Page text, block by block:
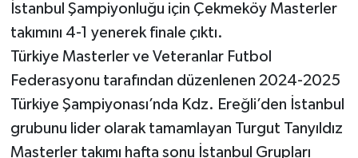
İstanbul Şampiyonluğu için Çekmeköy Masterler
takımını 4-1 yenerek finale çıktı.
Türkiye Masterler ve Veteranlar Futbol
Federasyonu tarafından düzenlenen 2024-2025
Türkiye Şampiyonası’nda Kdz. Ereğli’den İstanbul
grubunu lider olarak tamamlayan Turgut Tanyıldız
Masterler takımı hafta sonu İstanbul Grupları
Kilimli
Kültür - Sanat
MAGAZİN
Politika